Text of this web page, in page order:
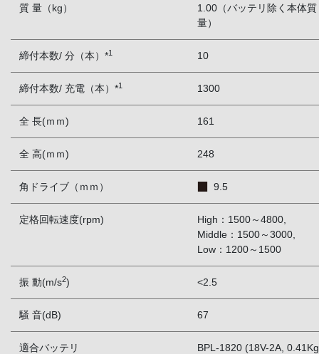
質 量（kg）
1.00（バッテリ除く本体質
量）
締付本数/ 分（本）*1 10
締付本数/ 充電（本）*1 1300
全 長(ｍｍ) 161
全 高(ｍｍ) 248
角ドライブ（ｍｍ） 9.5
定格回転速度(rpm)
High：1500～4800,
Middle：1500～3000,
Low：1200～1500
振 動(m/s2) <2.5
騒 音(dB) 67
適合バッテリ BPL-1820 (18V-2A,